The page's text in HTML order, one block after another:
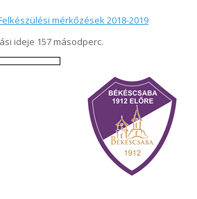
mérkőzések 2018-2019
ideje 157 másodperc.